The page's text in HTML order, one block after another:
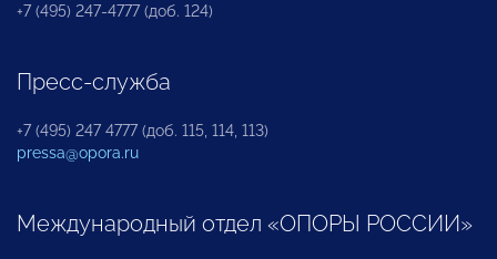
+7 (495) 247-4777 (доб. 124)
Пресс-служба
+7 (495) 247 4777 (доб. 115, 114, 113)
pressa@opora.ru
Международный отдел «ОПОРЫ РОССИИ»